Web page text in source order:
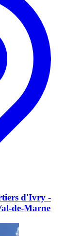
d'Ivry -
de-Marne